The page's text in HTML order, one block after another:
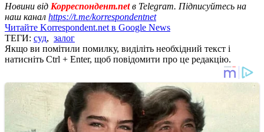
Новини від Корреспондент.netв Telegram. Підписуйтесь на
наш канал https://t.me/korrespondentnet
Читайте Korrespondent.net в Google News
ТЕГИ: суд, залог
Якщо ви помітили помилку, виділіть необхідний текст і
натисніть Ctrl + Enter, щоб повідомити про це редакцію.